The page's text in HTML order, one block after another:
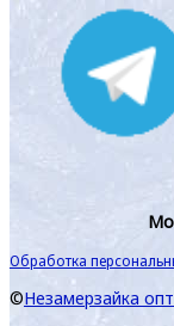
Обработка
©Незамерзайка